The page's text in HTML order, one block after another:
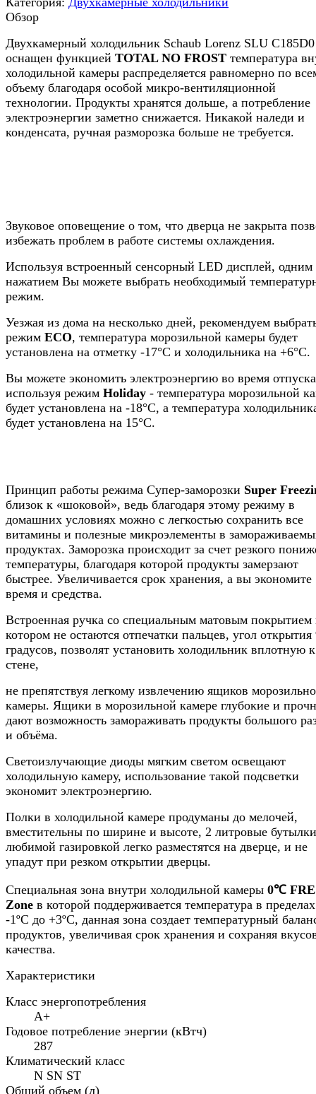
Обзор
Двухкамерный холодильник Schaub Lorenz SLU
оснащен функцией TOTAL NO FROST температура
холодильной камеры распределяется равномерно по
объему благодаря особой микро-вентиляционной
технологии. Продукты хранятся дольше, а потребление
электроэнергии заметно снижается. Никакой наледи и
конденсата, ручная разморозка больше не требуется.
Звуковое оповещение о том, что дверца не закрыта
избежать проблем в работе системы охлаждения.
Используя встроенный сенсорный LED дисплей, одним
нажатием Вы можете выбрать необходимый
режим.
Уезжая из дома на несколько дней, рекомендуем
режим ЕСО, температура морозильной камеры будет
установлена на отметку -17°С и холодильника на +6°С.
Вы можете экономить электроэнергию во время отпуска
используя режим Holiday - температура морозильной
будет установлена на -18°C, а температура
будет установлена на 15°C.
Принцип работы режима Супер-заморозки Super
близок к «шоковой», ведь благодаря этому режиму в
домашних условиях можно с легкостью сохранить все
витамины и полезные микроэлементы в
продуктах. Заморозка происходит за счет резкого
температуры, благодаря которой продукты замерзают
быстрее. Увеличивается срок хранения, а вы экономите
время и средства.
Встроенная ручка со специальным матовым покрытием
котором не остаются отпечатки пальцев, угол открытия
градусов, позволят установить холодильник вплотную к
стене,
не препятствуя легкому извлечению ящиков
камеры. Ящики в морозильной камере глубокие и
дают возможность замораживать продукты большого
и объёма.
Светоизлучающие диоды мягким светом освещают
холодильную камеру, использование такой подсветки
экономит электроэнергию.
Полки в холодильной камере продуманы до мелочей,
вместительны по ширине и высоте, 2 литровые
любимой газировкой легко разместятся на дверце, и не
упадут при резком открытии дверцы.
Специальная зона внутри холодильной камеры 0℃
Zone в которой поддерживается температура в
-1ºС до +3ºС, данная зона создает температурный
продуктов, увеличивая срок хранения и сохраняя
качества.
Характеристики
Класс энергопотребления
A+
Годовое потребление энергии (кВтч)
287
Климатический класс
N SN ST
Общий объем (л)